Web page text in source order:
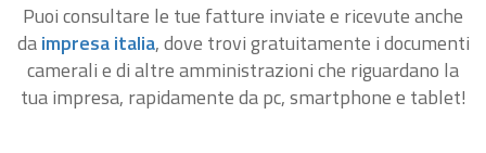
Puoi consultare le tue fatture inviate e ricevute anche
daimpresa italia, dove trovi gratuitamente i documenti
camerali e di altre amministrazioni che riguardano la
tua impresa, rapidamente da pc, smartphone e tablet!